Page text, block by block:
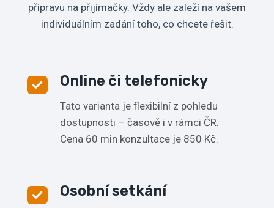
přípravu na přijímačky. Vždy ale zaleží na vašem
individuálním zadání toho, co chcete řešit.
Online či telefonicky
Tato varianta je flexibilní z pohledu
dostupnosti – časově i v rámci ČR.
Cena 60 min konzultace je 850 Kč.
Osobní setkání